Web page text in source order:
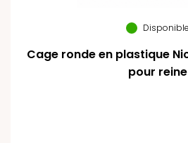
Disponible
Cage ronde en plastique
pour reine